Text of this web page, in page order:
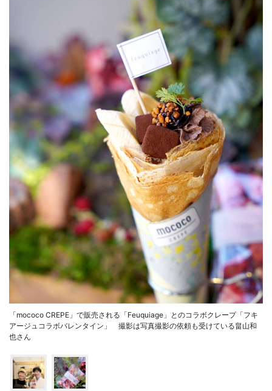
「mococo CREPE」で販売される「Feuquiage」とのコラボクレープ「フキ
アージュコラボバレンタイン」 撮影は写真撮影の依頼も受けている畠山和
也さん